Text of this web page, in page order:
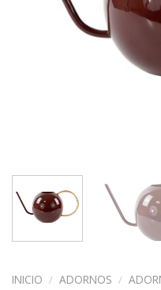
INICIO / ADORNOS /